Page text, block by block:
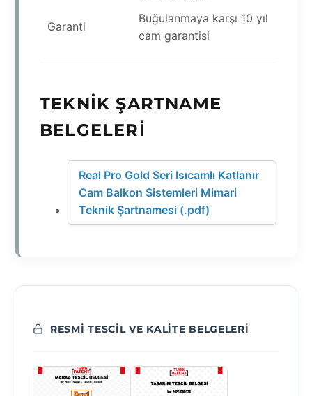
Garanti
Buğulanmaya karşı 10 yıl
cam garantisi
TEKNIK ŞARTNAME
BELGELERI
Real Pro Gold Seri Isıcamlı Katlanır
Cam Balkon Sistemleri Mimari
Teknik Şartnamesi (.pdf)
RESMI TESCIL VE KALITE BELGELERI